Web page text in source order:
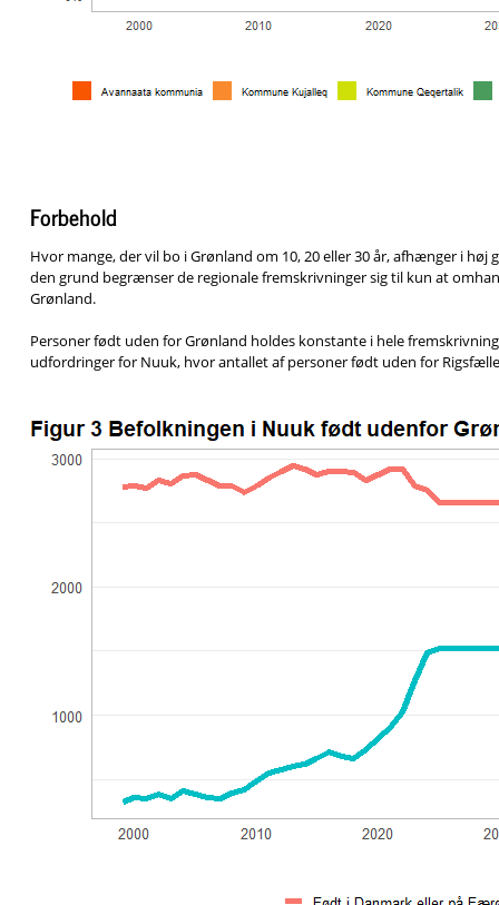
Forbehold
Hvor mange, der vil bo i Grønland om 10, 20 eller 30 år, afhænger i
den grund begrænser de regionale fremskrivninger sig til kun at
Grønland.
Personer født uden for Grønland holdes konstante i hele
udfordringer for Nuuk, hvor antallet af personer født uden for